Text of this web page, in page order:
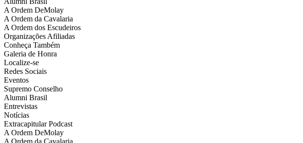
A Ordem DeMolay
A Ordem da Cavalaria
A Ordem dos Escudeiros
Organizações Afiliadas
Conheça Também
Galeria de Honra
Localize-se
Redes Sociais
Eventos
Supremo Conselho
Alumni Brasil
Entrevistas
Notícias
Extracapitular Podcast
A Ordem DeMolay
A Ordem da Cavalaria